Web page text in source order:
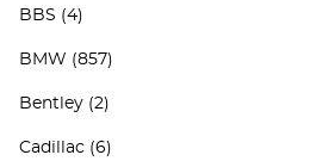
BBS (4)
BMW (857)
Bentley (2)
Cadillac (6)